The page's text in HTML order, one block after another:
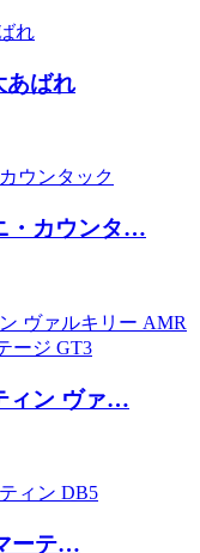
あばれ
・カウンタ…
ィン ヴァ…
ーテ…